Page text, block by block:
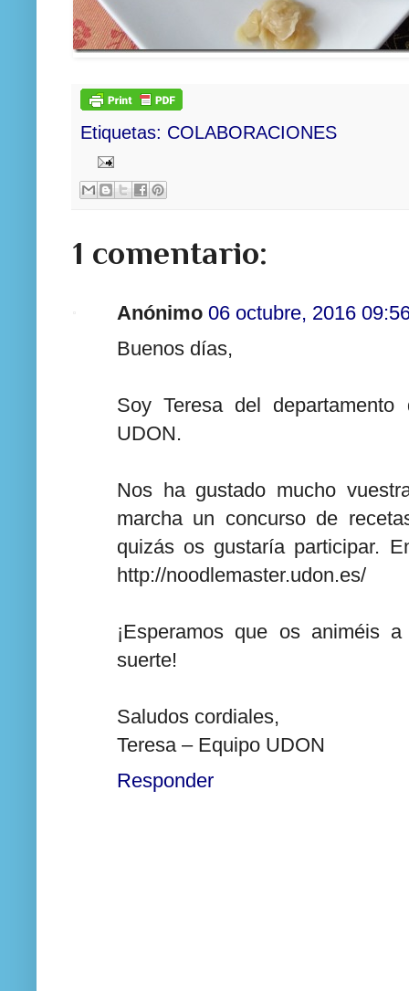
Etiquetas: COLABORACIONES
1 comentario:
Anónimo 06 octubre, 2016
Buenos días,
Soy Teresa del
UDON.
Nos ha gustado mucho
marcha un concurso de
quizás os gustaría participar.
http://noodlemaster.udon.es/
¡Esperamos que os animéis
suerte!
Saludos cordiales,
Teresa – Equipo UDON
Responder